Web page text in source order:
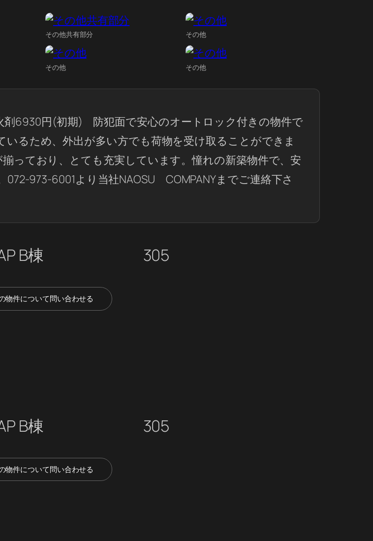
その他共有部分 その他
その他 その他
6930円(初期) 防犯面で安心のオートロック付きの物件で
るため、外出が多い方でも荷物を受け取ることができま
っており、とても充実しています。憧れの新築物件で、安
973-6001より当社NAOSU COMPANYまでご連絡下さ
B棟 305
物件について問い合わせる
B棟 305
物件について問い合わせる